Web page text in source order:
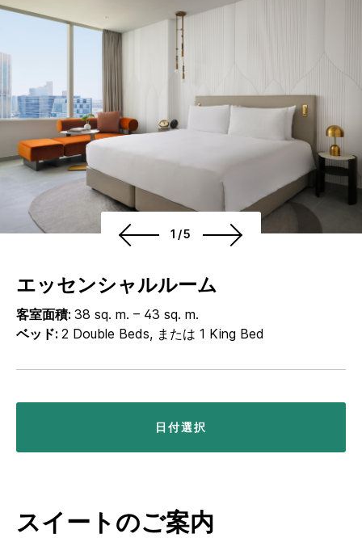
1/5
エッセンシャルルーム
客室面積: 38 sq. m. – 43 sq. m.
ベッド: 2 Double Beds, または 1 King Bed
日付選択
スイートのご案内